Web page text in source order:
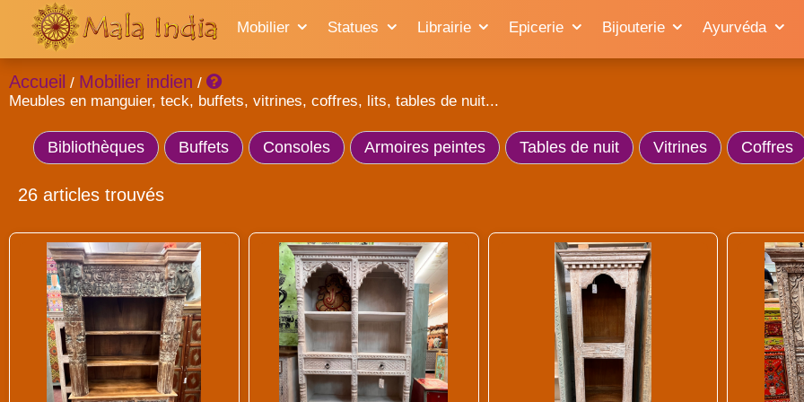
Mobilier Statues Librairie Epicerie Bijouterie Ayurvéda
Accueil / Mobilier indien /
Meubles en manguier, teck, buffets, vitrines, coffres, lits, tables de nuit...
Bibliothèques Buffets Consoles Armoires peintes Tables de nuit Vitrines Coffres
26 articles trouvés